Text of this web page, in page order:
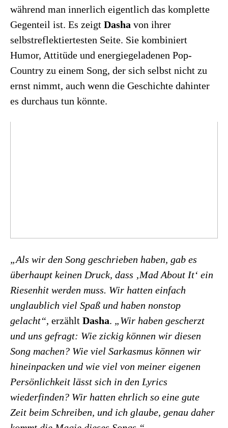
während man innerlich eigentlich das komplette
Gegenteil ist. Es zeigt Dasha von ihrer
selbstreflektiertesten Seite. Sie kombiniert
Humor, Attitüde und energiegeladenen Pop-
Country zu einem Song, der sich selbst nicht zu
ernst nimmt, auch wenn die Geschichte dahinter
es durchaus tun könnte.
„Als wir den Song geschrieben haben, gab es
überhaupt keinen Druck, dass ‚Mad About It‘ ein
Riesenhit werden muss. Wir hatten einfach
unglaublich viel Spaß und haben nonstop
gelacht“, erzählt Dasha. „Wir haben gescherzt
und uns gefragt: Wie zickig können wir diesen
Song machen? Wie viel Sarkasmus können wir
hineinpacken und wie viel von meiner eigenen
Persönlichkeit lässt sich in den Lyrics
wiederfinden? Wir hatten ehrlich so eine gute
Zeit beim Schreiben, und ich glaube, genau daher